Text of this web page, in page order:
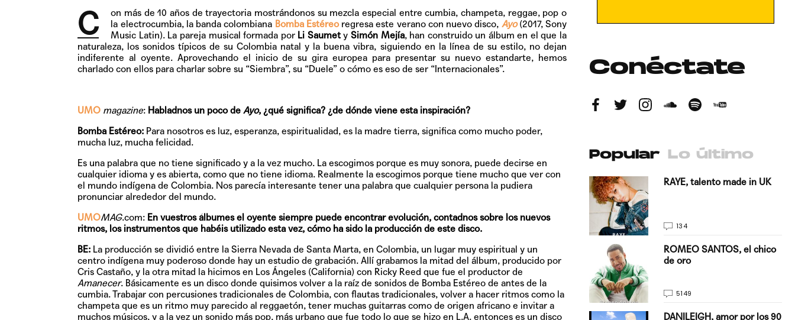
C
on más de 10 años de trayectoria mostrándonos su mezcla especial entre cumbia, champeta, reggae, pop o
la electrocumbia, la banda colombiana Bomba Estéreoregresa este verano con nuevo disco, Ayo(2017, Sony
Music Latin). La pareja musical formada por Li Saumety Simón Mejía, han construido un álbum en el que la
naturaleza, los sonidos típicos de su Colombia natal y la buena vibra, siguiendo en la línea de su estilo, no dejan
indiferente al oyente. Aprovechando el inicio de su gira europea para presentar su nuevo estandarte, hemos
charlado con ellos para charlar sobre su “Siembra”, su “Duele” o cómo es eso de ser “Internacionales”.
UMO magazine: Habladnos un poco de Ayo, ¿qué significa? ¿de dónde viene esta inspiración?
Bomba Estéreo:Para nosotros es luz, esperanza, espiritualidad, es la madre tierra, significa como mucho poder,
mucha luz, mucha felicidad.
Es una palabra que no tiene significado y a la vez mucho. La escogimos porque es muy sonora, puede decirse en
cualquier idioma y es abierta, como que no tiene idioma. Realmente la escogimos porque tiene mucho que ver con
el mundo indígena de Colombia. Nos parecía interesante tener una palabra que cualquier persona la pudiera
pronunciar alrededor del mundo.
UMOMAG.com: En vuestros álbumes el oyente siempre puede encontrar evolución, contadnos sobre los nuevos
ritmos, los instrumentos que habéis utilizado esta vez, cómo ha sido la producción de este disco.
BE:La producción se dividió entre la Sierra Nevada de Santa Marta, en Colombia, un lugar muy espiritual y un
centro indígena muy poderoso donde hay un estudio de grabación. Allí grabamos la mitad del álbum, producido por
Cris Castaño, y la otra mitad la hicimos en Los Ángeles (California) con Ricky Reed que fue el productor de
Amanecer. Básicamente es un disco donde quisimos volver a la raíz de sonidos de Bomba Estéreo de antes de la
cumbia. Trabajar con percusiones tradicionales de Colombia, con flautas tradicionales, volver a hacer ritmos como la
champeta que es un ritmo muy parecido al reggaetón, tener muchas guitarras como de origen africano e invitar a
muchos músicos, y a la vez un sonido más pop, más urbano que fue todo lo que se hizo en L.A. entonces es un disco
Conéctate
Popular Lo último
TAINY, adelantado a su
tiempo
NICKI NICOLE, pisando
fuerte
Hablamos con Justin
RAYE, talento made in UK
134
ROMEO SANTOS, el chico
de oro
5149
DANILEIGH, amor por los 90